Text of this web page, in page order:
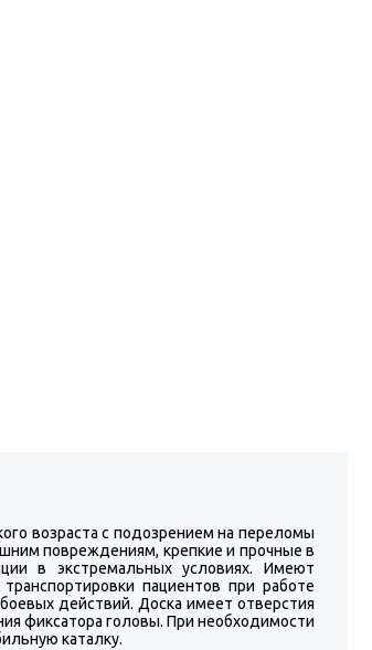
возраста с подозрением на переломы
повреждениям, крепкие и прочные в
в экстремальных условиях. Имеют
пациентов при работе
действий. Доска имеет отверстия
фиксатора головы. При необходимости
каталку.